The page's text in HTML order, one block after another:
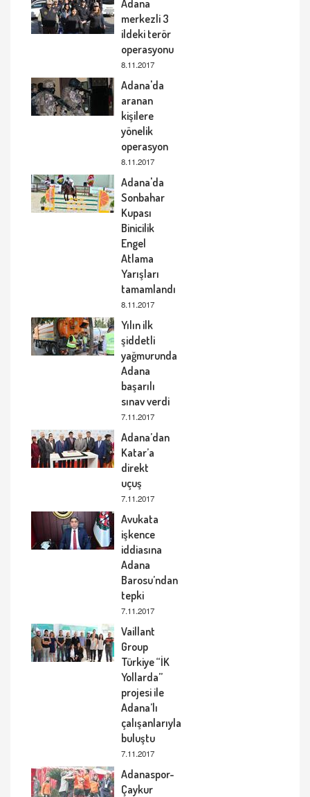
Adana
merkezli 3
ildeki terör
operasyonu
8.11.2017
Adana'da
aranan
kişilere
yönelik
operasyon
8.11.2017
Adana'da
Sonbahar
Kupası
Binicilik
Engel
Atlama
Yarışları
tamamlandı
8.11.2017
Yılın ilk
şiddetli
yağmurunda
Adana
başarılı
sınav verdi
7.11.2017
Adana’dan
Katar’a
direkt
uçuş
7.11.2017
Avukata
işkence
iddiasına
Adana
Barosu’ndan
tepki
7.11.2017
Vaillant
Group
Türkiye “İK
Yollarda”
projesi ile
Adana’lı
çalışanlarıyla
buluştu
7.11.2017
Adanaspor-
Çaykur